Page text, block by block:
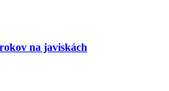
na javiskách